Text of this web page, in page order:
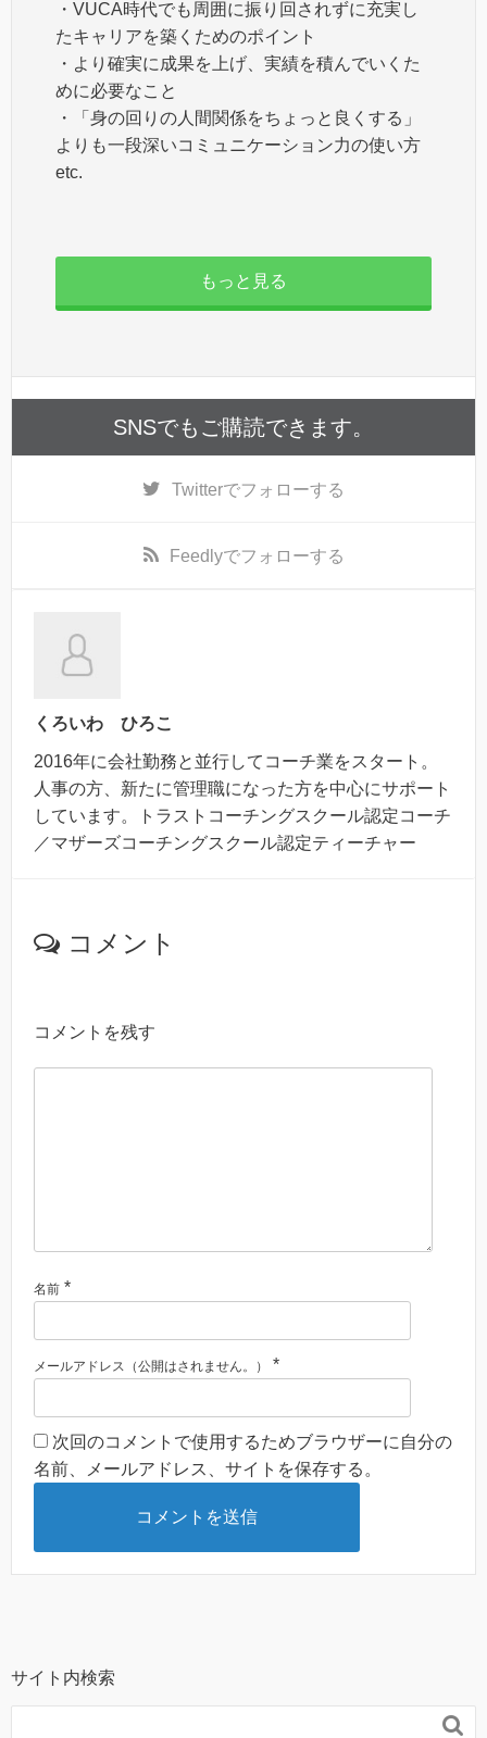
・VUCA時代でも周囲に振り回されずに充実し
たキャリアを築くためのポイント
・より確実に成果を上げ、実績を積んでいくた
めに必要なこと
・「身の回りの人間関係をちょっと良くする」
よりも一段深いコミュニケーション力の使い方
etc.
もっと見る
SNSでもご購読できます。
Twitterでフォローする
Feedlyでフォローする
くろいわ ひろこ
2016年に会社勤務と並行してコーチ業をスタート。
人事の方、新たに管理職になった方を中心にサポート
しています。トラストコーチングスクール認定コーチ
／マザーズコーチングスクール認定ティーチャー
コメント
コメントを残す
名前 *
メールアドレス（公開はされません。） *
次回のコメントで使用するためブラウザーに自分の
名前、メールアドレス、サイトを保存する。
サイト内検索
